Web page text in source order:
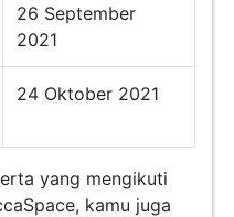
26 September
2021
24 Oktober 2021
yang mengikuti
kamu juga